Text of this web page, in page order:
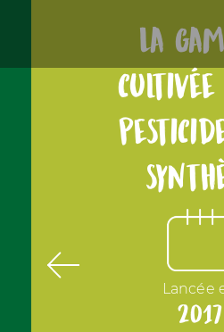
La
cultivée
Lancée
2017